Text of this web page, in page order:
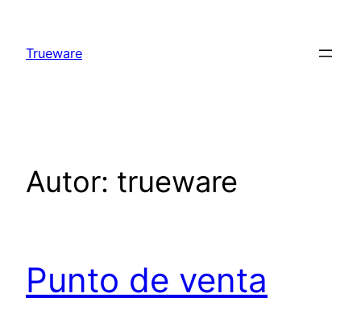
contenido
Trueware
Autor: trueware
Punto de venta